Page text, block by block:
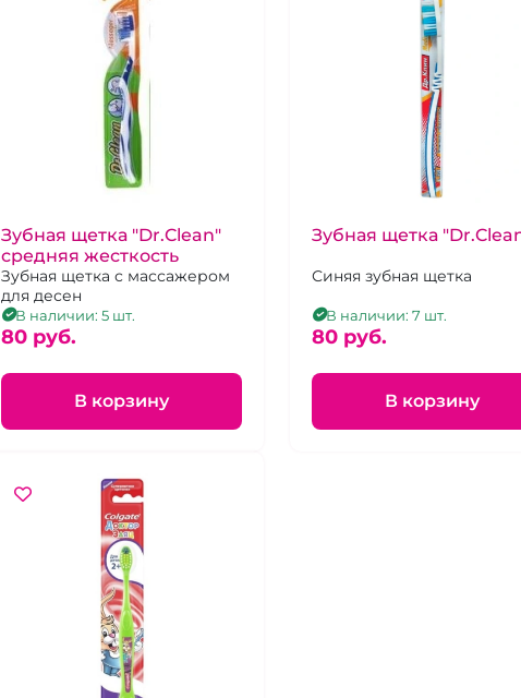
Зубная щетка "Dr.Clean"
средняя жесткость
Зубная щетка с массажером
для десен
В наличии: 5 шт.
80 pуб.
В корзину
Зубная щетка
Синяя зубная щетка
В наличии: 7 шт.
80 pуб.
В корзину